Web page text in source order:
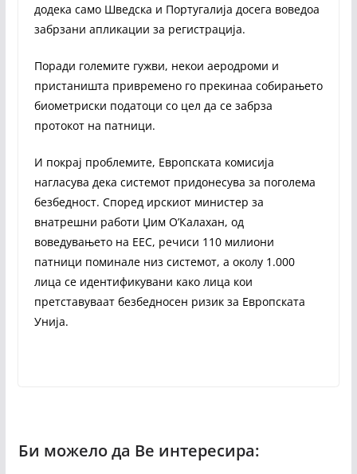
додека само Шведска и Португалија досега воведоа
забрзани апликации за регистрација.
Поради големите гужви, некои аеродроми и
пристаништа привремено го прекинаа собирањето
биометриски податоци со цел да се забрза
протокот на патници.
И покрај проблемите, Европската комисија
нагласува дека системот придонесува за поголема
безбедност. Според ирскиот министер за
внатрешни работи Џим О’Калахан, од
воведувањето на ЕЕС, речиси 110 милиони
патници поминале низ системот, а околу 1.000
лица се идентификувани како лица кои
претставуваат безбедносен ризик за Европската
Унија.